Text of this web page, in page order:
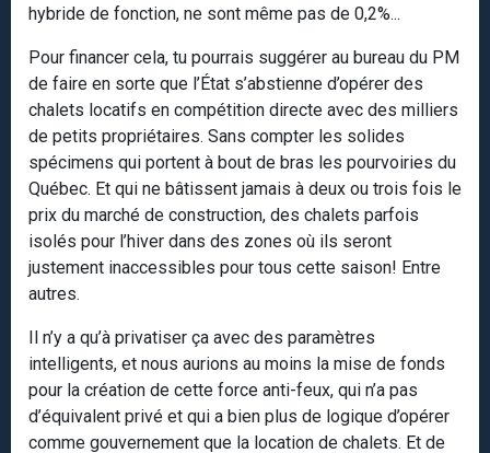
hybride de fonction, ne sont même pas de 0,2%...
Pour financer cela, tu pourrais suggérer au bureau du PM
de faire en sorte que l’État s’abstienne d’opérer des
chalets locatifs en compétition directe avec des milliers
de petits propriétaires. Sans compter les solides
spécimens qui portent à bout de bras les pourvoiries du
Québec. Et qui ne bâtissent jamais à deux ou trois fois le
prix du marché de construction, des chalets parfois
isolés pour l’hiver dans des zones où ils seront
justement inaccessibles pour tous cette saison! Entre
autres.
Il n’y a qu’à privatiser ça avec des paramètres
intelligents, et nous aurions au moins la mise de fonds
pour la création de cette force anti-feux, qui n’a pas
d’équivalent privé et qui a bien plus de logique d’opérer
comme gouvernement que la location de chalets. Et de